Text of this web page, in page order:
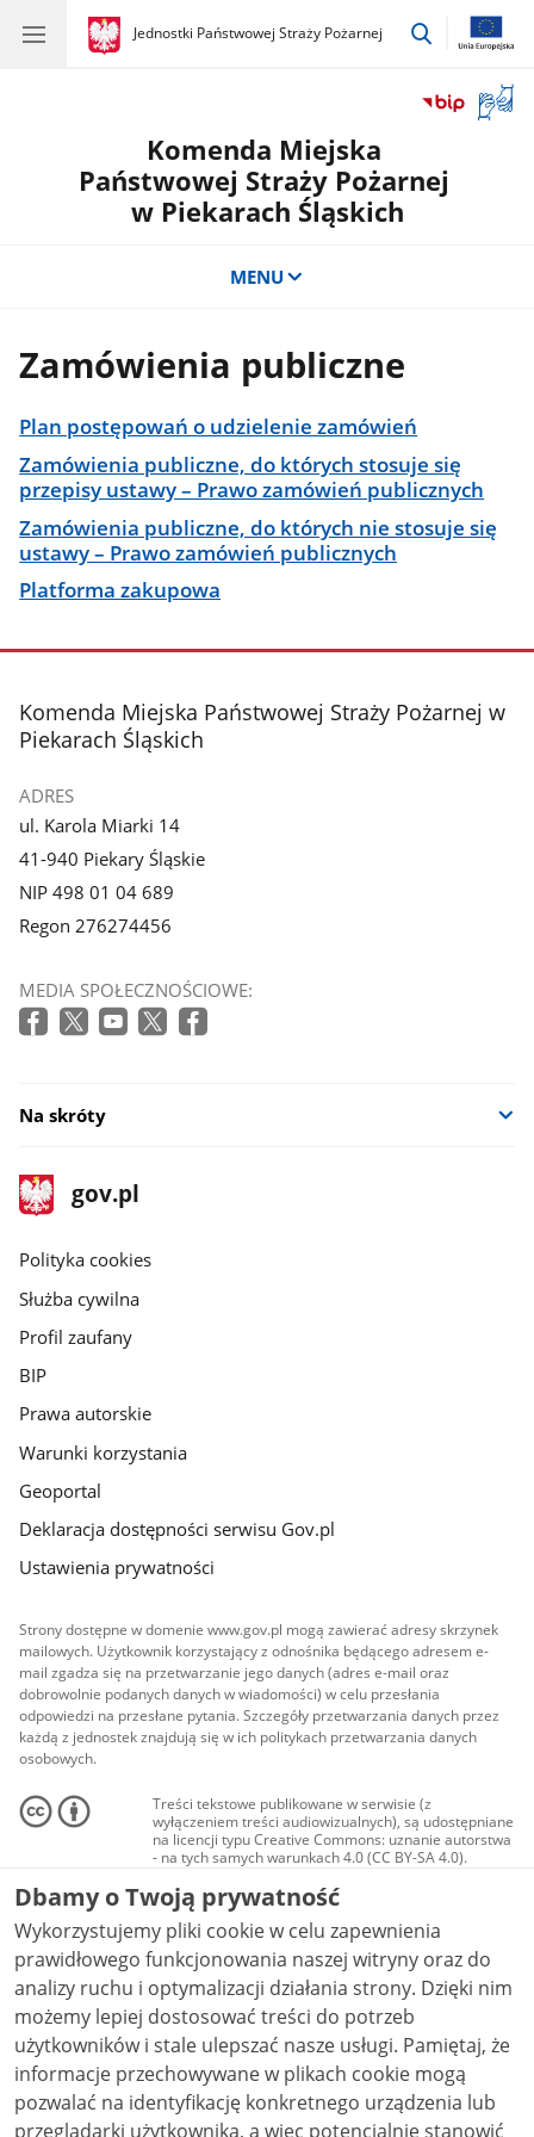
gov.pl
Jednostki Państwowej Straży Pożarnej
gov.pl
Jednostki
przejdź
okno
Komenda Miejska
Państwowej Straży Pożarnej
w Piekarach Śląskich
MENU
Zamówienia publiczne
Plan postępowań o udzielenie zamówień
Zamówienia publiczne, do których stosuje się
przepisy ustawy – Prawo zamówień publicznych
Zamówienia publiczne, do których nie stosuje się
ustawy – Prawo zamówień publicznych
Platforma zakupowa
stopka
Komenda Miejska Państwowej Straży Pożarnej w
Piekarach Śląskich
ADRES
ul. Karola Miarki 14
41-940 Piekary Śląskie
NIP 498 01 04 689
Regon 276274456
MEDIA SPOŁECZNOŚCIOWE:
Na skróty
stopka
gov.pl
Strona
gov.pl
gov.pl
Polityka cookies
Służba cywilna
Profil zaufany
BIP
Prawa autorskie
Warunki korzystania
Geoportal
Deklaracja dostępności serwisu Gov.pl
Ustawienia prywatności
Strony dostępne w domenie www.gov.pl mogą zawierać adresy skrzynek
mailowych. Użytkownik korzystający z odnośnika będącego adresem e-
mail zgadza się na przetwarzanie jego danych (adres e-mail oraz
dobrowolnie podanych danych w wiadomości) w celu przesłania
odpowiedzi na przesłane pytania. Szczegóły przetwarzania danych przez
każdą z jednostek znajdują się w ich politykach przetwarzania danych
osobowych.
Treści tekstowe publikowane w serwisie (z
wyłączeniem treści audiowizualnych), są udostępniane
na licencji typu Creative Commons: uznanie autorstwa
- na tych samych warunkach 4.0 (CC BY-SA 4.0).
Materiały audiowizualne, w tym zdjęcia, materiały
audio i wideo, są udostępniane na licencji typu
Creative Commons: uznanie autorstwa użycie
niekomercyjne - bez utworów zależnych 4.0 (CC BY-
NC-ND 4.0), o ile nie jest to stwierdzone inaczej.
Dbamy o Twoją prywatność
Wykorzystujemy pliki cookie w celu zapewnienia
prawidłowego funkcjonowania naszej witryny oraz do
analizy ruchu i optymalizacji działania strony. Dzięki nim
możemy lepiej dostosować treści do potrzeb
użytkowników i stale ulepszać nasze usługi. Pamiętaj, że
informacje przechowywane w plikach cookie mogą
pozwalać na identyfikację konkretnego urządzenia lub
przeglądarki użytkownika, a więc potencjalnie stanowić